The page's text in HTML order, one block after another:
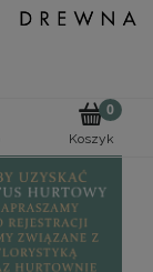
Koszyk